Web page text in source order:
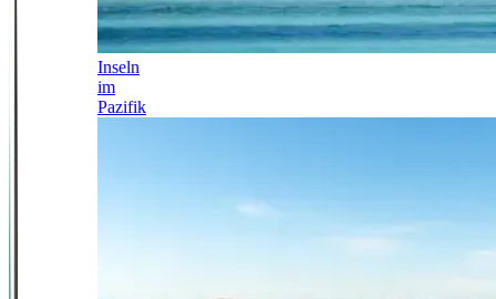
Inseln
im
Pazifik